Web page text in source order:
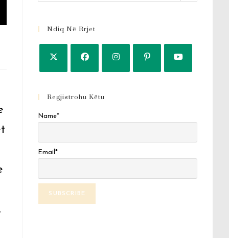
Ndiq Në Rrjet
Regjistrohu Këtu
Name*
Email*